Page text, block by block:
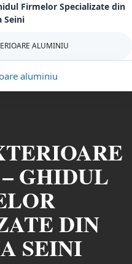
Firmelor Specializate din
Seini
ALUMINIU
GHIDUL
DIN
SEINI